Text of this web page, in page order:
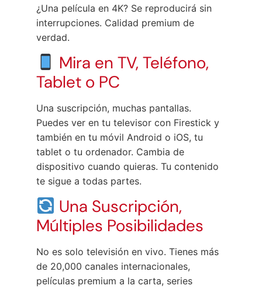
¿Una película en 4K? Se reproducirá sin
interrupciones. Calidad premium de
verdad.
Mira en TV, Teléfono,
Tablet o PC
Una suscripción, muchas pantallas.
Puedes ver en tu televisor con Firestick y
también en tu móvil Android o iOS, tu
tablet o tu ordenador. Cambia de
dispositivo cuando quieras. Tu contenido
te sigue a todas partes.
Una Suscripción,
Múltiples Posibilidades
No es solo televisión en vivo. Tienes más
de 20,000 canales internacionales,
películas premium a la carta, series